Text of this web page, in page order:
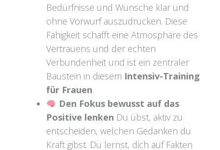
Bedürfnisse und Wünsche klar und
ohne Vorwurf auszudrücken. Diese
Fähigkeit schafft eine Atmosphäre des
Vertrauens und der echten
Verbundenheit und ist ein zentraler
Baustein in diesem Intensiv-Training
für Frauen.
Den Fokus bewusst auf das
Positive lenken Du übst, aktiv zu
entscheiden, welchen Gedanken du
Kraft gibst. Du lernst, dich auf Fakten